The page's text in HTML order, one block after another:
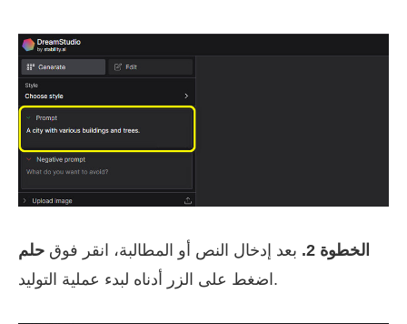
الخطوة 2. بعد إدخال النص أو المطالبة، انقر فوق حلم
اضغط على الزر أدناه لبدء عملية التوليد.